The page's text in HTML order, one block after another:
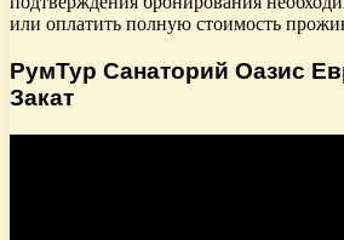
или оплатить полную стоимость
РумТур Санаторий Оазис
Закат